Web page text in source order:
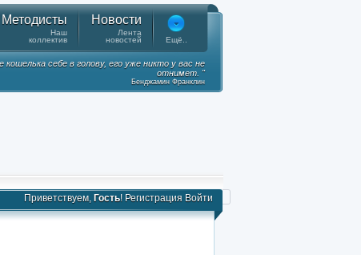
Методисты
Наш
коллектив
Новости
Лента
новостей
Ещё..
себе в голову, его уже никто у вас не
отнимет. "
Бенджамин Франклин
Приветствуем, Гость! Регистрация Войти